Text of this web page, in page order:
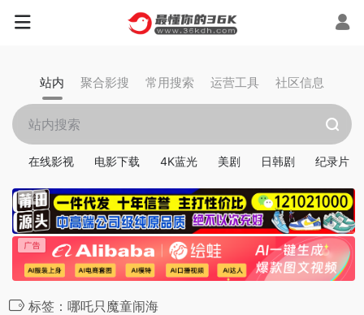
站内 聚合影搜 常用搜索 运营工具 社区信息
在线影视 电影下载 4K蓝光 美剧 日韩剧 纪录片
标签：哪吒只魔童闹海